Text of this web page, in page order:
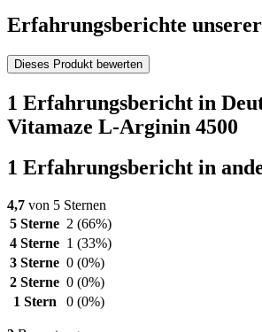
Erfahrungsberichte
Dieses Produkt bewerten
1 Erfahrungsbericht in
Vitamaze L-Arginin 4500
1 Erfahrungsbericht in
4,7 von 5 Sternen
5 Sterne 2 (66%)
4 Sterne 1 (33%)
3 Sterne 0 (0%)
2 Sterne 0 (0%)
1 Stern
0 (0%)